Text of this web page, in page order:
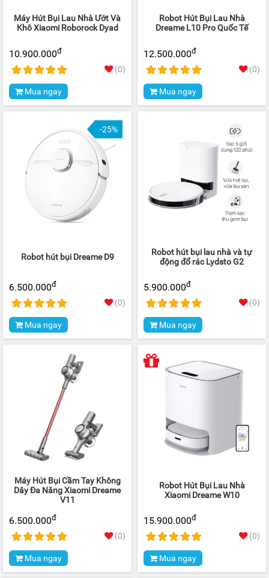
Máy Hút Bụi Lau Nhà Ướt Và
Khô Xiaomi Roborock Dyad
10.900.000đ
(0)
Mua ngay
Robot Hút Bụi Lau Nhà
Dreame L10 Pro Quốc Tế
12.500.000đ
(0)
Mua ngay
-25%
Robot hút bụi Dreame D9
6.500.000đ
(0)
Mua ngay
Robot hút bụi lau nhà và tự
động đổ rác Lydsto G2
5.900.000đ
(0)
Mua ngay
Máy Hút Bụi Cầm Tay Không
Dây Đa Năng Xiaomi Dreame
V11
6.500.000đ
(0)
Mua ngay
Robot Hút Bụi Lau Nhà
Xiaomi Dreame W10
15.900.000đ
(0)
Mua ngay